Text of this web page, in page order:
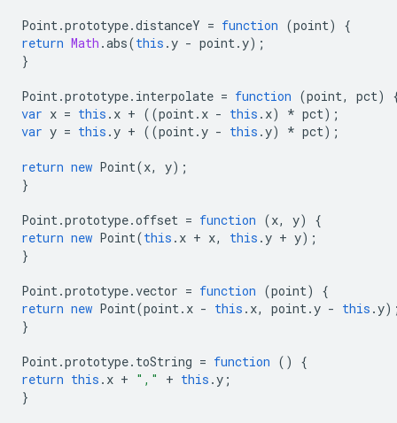
Point.prototype.distanceY = function (point)
{
return Math .abs(this .y - point.y);
}
Point.prototype. interpolate = function (point, pct)
var x = this . x + ((point. x - this . x) * pct);
var y = this .y + ((point.y - this .y) * pct);
return new Point(x, y);
}
Point.prototype.offset = function (x, y)
{
return new Point(this . x + x, this .y + y);
}
Point.prototype.vector = function (point)
{
return new Point(point. x - this . x, point.y - this .y
}
Point.prototype. toString = function ()
{
return this . x + "," + this .y ;
}